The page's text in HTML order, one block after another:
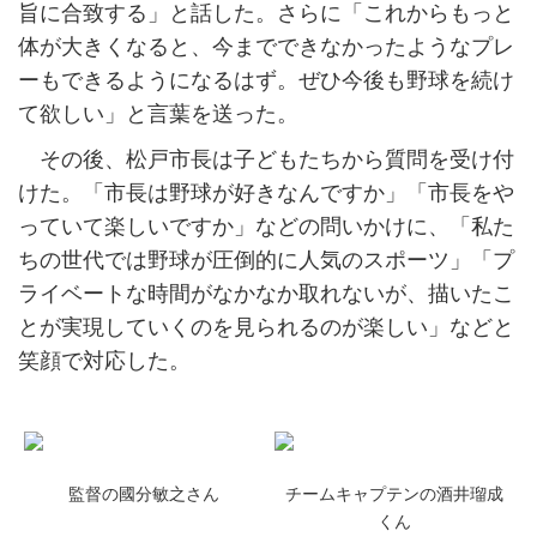
旨に合致する」と話した。さらに「これからもっと
体が大きくなると、今までできなかったようなプレ
ーもできるようになるはず。ぜひ今後も野球を続け
て欲しい」と言葉を送った。
その後、松戸市長は子どもたちから質問を受け付
けた。「市長は野球が好きなんですか」「市長をや
っていて楽しいですか」などの問いかけに、「私た
ちの世代では野球が圧倒的に人気のスポーツ」「プ
ライベートな時間がなかなか取れないが、描いたこ
とが実現していくのを見られるのが楽しい」などと
笑顔で対応した。
監督の國分敏之さん
チームキャプテンの酒井瑠成
くん